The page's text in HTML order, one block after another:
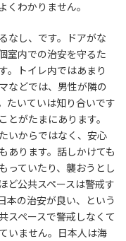
くわかりません。
なし、です。ドアがな
室内での治安を守るた
。トイレ内ではあまり
などでは、男性が隣の
たいていは知り合いです
がたまにあります。
いからではなく、安心
あります。話しかけても
っていたり、襲おうとし
ど公共スペースは警戒す
本の治安が良い、という
スペースで警戒しなくて
いません。日本人は海